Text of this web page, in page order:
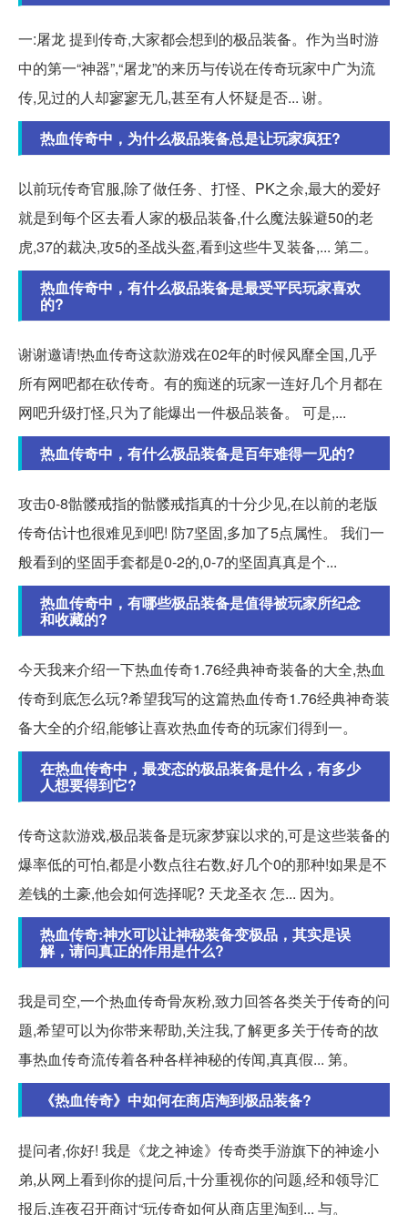
一:屠龙 提到传奇,大家都会想到的极品装备。作为当时游
中的第一“神器”,“屠龙”的来历与传说在传奇玩家中广为流
传,见过的人却寥寥无几,甚至有人怀疑是否... 谢。
热血传奇中，为什么极品装备总是让玩家疯狂?
以前玩传奇官服,除了做任务、打怪、PK之余,最大的爱好
就是到每个区去看人家的极品装备,什么魔法躲避50的老
虎,37的裁决,攻5的圣战头盔,看到这些牛叉装备,... 第二。
热血传奇中，有什么极品装备是最受平民玩家喜欢
的?
谢谢邀请!热血传奇这款游戏在02年的时候风靡全国,几乎
所有网吧都在砍传奇。有的痴迷的玩家一连好几个月都在
网吧升级打怪,只为了能爆出一件极品装备。 可是,...
热血传奇中，有什么极品装备是百年难得一见的?
攻击0-8骷髅戒指的骷髅戒指真的十分少见,在以前的老版
传奇估计也很难见到吧! 防7坚固,多加了5点属性。 我们一
般看到的坚固手套都是0-2的,0-7的坚固真真是个...
热血传奇中，有哪些极品装备是值得被玩家所纪念
和收藏的?
今天我来介绍一下热血传奇1.76经典神奇装备的大全,热血
传奇到底怎么玩?希望我写的这篇热血传奇1.76经典神奇装
备大全的介绍,能够让喜欢热血传奇的玩家们得到一。
在热血传奇中，最变态的极品装备是什么，有多少
人想要得到它?
传奇这款游戏,极品装备是玩家梦寐以求的,可是这些装备的
爆率低的可怕,都是小数点往右数,好几个0的那种!如果是不
差钱的土豪,他会如何选择呢? 天龙圣衣 怎... 因为。
热血传奇:神水可以让神秘装备变极品，其实是误
解，请问真正的作用是什么?
我是司空,一个热血传奇骨灰粉,致力回答各类关于传奇的问
题,希望可以为你带来帮助,关注我,了解更多关于传奇的故
事热血传奇流传着各种各样神秘的传闻,真真假... 第。
《热血传奇》中如何在商店淘到极品装备?
提问者,你好! 我是《龙之神途》传奇类手游旗下的神途小
弟,从网上看到你的提问后,十分重视你的问题,经和领导汇
报后,连夜召开商讨“玩传奇如何从商店里淘到... 与。